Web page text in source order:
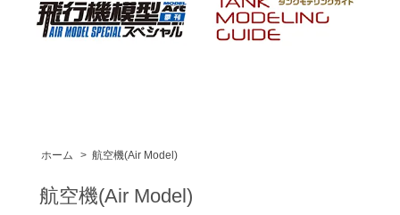
ホーム > 航空機(Air Model)
航空機(Air Model)